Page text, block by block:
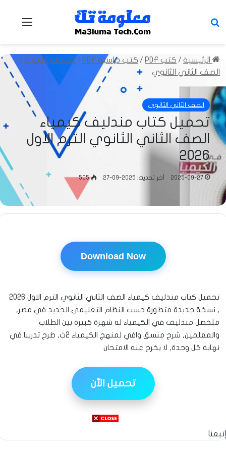
الرئيسية / كتب PDF / كتب دراسية PDF /المرحلة الثانوية /
الصف الثاني الثانوي
الصف الثاني الثانوي
تحميل كتاب مندليف كيمياء
الصف الثاني الثانوي الترم الاول
2026
2025-09-27 آخر تحديث: 2025-09-27 505
Download Now
تحميل كتاب مندليف كيمياء الصف الثاني الثانوي الترم الاول 2026
, نسخة جديدة متطورة حسب النظام التعليمي الجديد في مصر,
ملخصل مندليف في الكيمياء له شهرة كبيرة بين الطلاب
والمعلمين, شرح منسق وافي لمنهج الكيمياء 2ث, طرح تدريبا في
نهاية كل وحدة, لا يخرج عنه الامتحان
تحميل الآن